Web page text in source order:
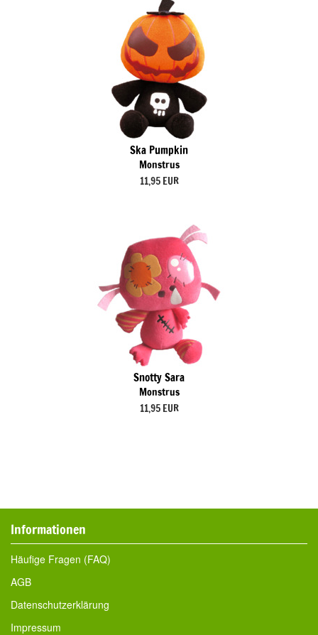
Ska Pumpkin
Monstrus
11,95 EUR
Snotty Sara
Monstrus
11,95 EUR
Informationen
Häufige Fragen (FAQ)
AGB
Datenschutzerklärung
Impressum